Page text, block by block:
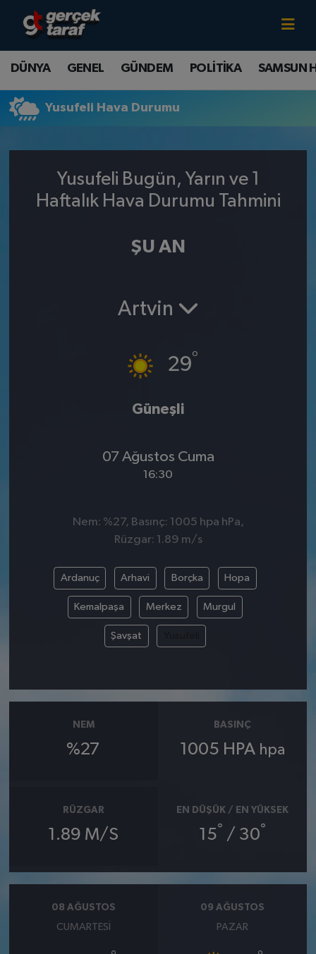
DÜNYA GENEL GÜNDEM POLİTİKA SAMSUN
Yusufeli Hava Durumu
Yusufeli Bugün, Yarın ve 1
Haftalık Hava Durumu Tahmini
ŞU AN
Artvin
29°
Güneşli
07 Ağustos Cuma
16:30
Nem: %27, Basınç: 1005 hpa hPa,
Rüzgar: 1.89 m/s
Ardanuç Arhavi Borçka Hopa
Kemalpaşa Merkez Murgul
Şavşat
NEM
%27
BASINÇ
1005 HPA hpa
RÜZGAR
1.89 M/S
EN DÜŞÜK / EN YÜKSEK
15° / 30°
08 AĞUSTOS
CUMARTESI
09 AĞUSTOS
PAZAR
Canlı TV İzle
DÜNYA
GENEL
SAMSUN HABER
Samsun Nöbetçi Eczaneler
Samsun Hava Durumu
Süper Lig Puan Durumu ve Fikstür